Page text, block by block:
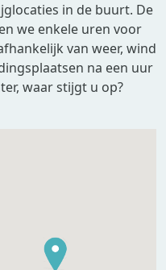
in de buurt. De
we enkele uren voor
van weer, wind
na een uur
waar stijgt u op?